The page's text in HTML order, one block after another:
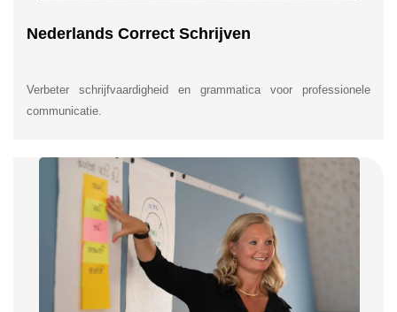
Nederlands Correct Schrijven
Verbeter schrijfvaardigheid en grammatica voor professionele
communicatie.